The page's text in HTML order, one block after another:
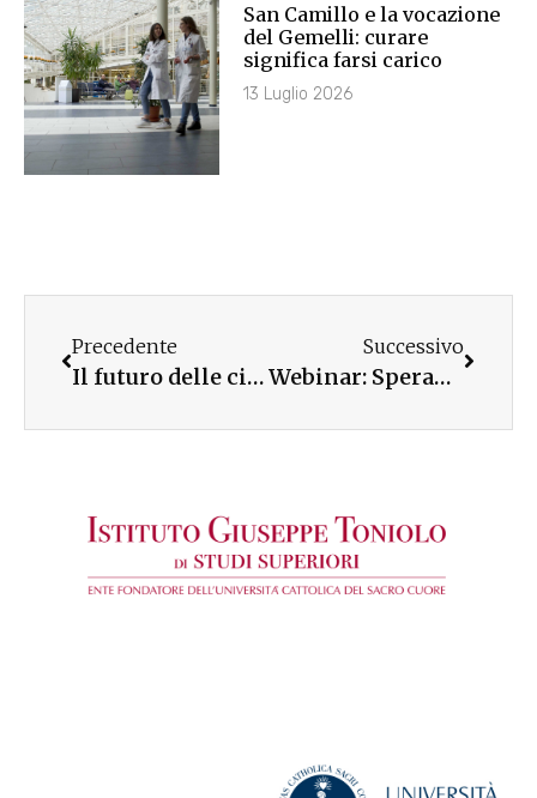
San Camillo e la vocazione
del Gemelli: curare
significa farsi carico
13 Luglio 2026
Precedente
Il futuro delle città. Smart working nelle imprese milanesi al tempo del COVID-19
Successivo
Webinar: Speranza e responsabilità vs. individualismo e assertività. La costruzione del bene comune negli anni di Covid-19